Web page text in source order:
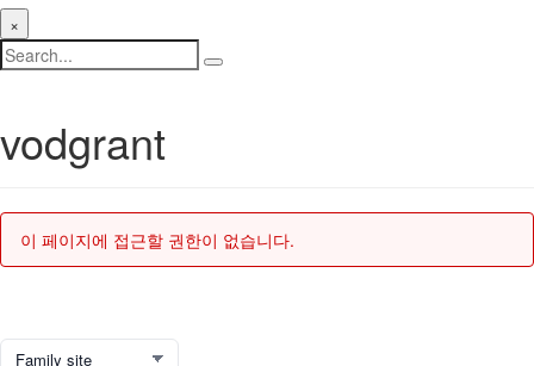
×
vodgrant
이 페이지에 접근할 권한이 없습니다.